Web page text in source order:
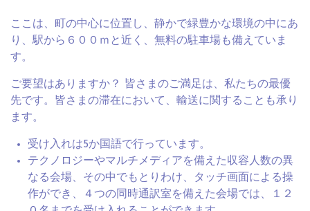
ここは、町の中心に位置し、静かで緑豊かな環境の中にあ
り、駅から６００ｍと近く、無料の駐車場も備えていま
す。
ご要望はありますか？ 皆さまのご満足は、私たちの最優
先です。皆さまの滞在において、輸送に関することも承り
ます。
受け入れは5か国語で行っています。
テクノロジーやマルチメディアを備えた収容人数の異
なる会場、その中でもとりわけ、タッチ画面による操
作ができ、４つの同時通訳室を備えた会場では、１２